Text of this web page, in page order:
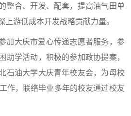
整合、开发、配套，提高油气田单
游低成本开发战略贡献力量。
加大庆市爱心传递志愿者服务，参
助学活动，积极的参加政协提案，
石油大学大庆青年校友会，为母校
作，联络毕业多年的校友通过校友